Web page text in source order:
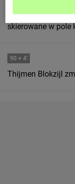
Gjivai Zechiel z
skierowane w pole
90 + 4'
Thijmen Blokzijl